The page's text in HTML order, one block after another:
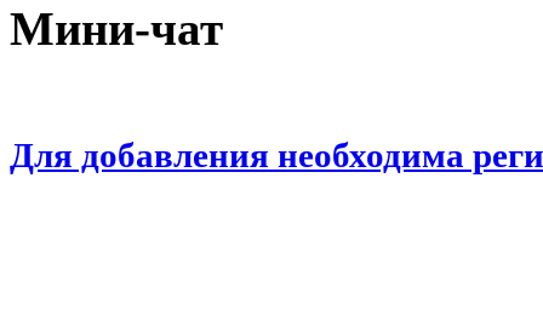
Мини-чат
Для добавления необходима